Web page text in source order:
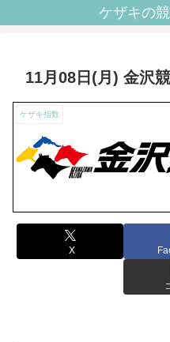
ケザキの
11月08日(月) 金沢
ケザキ指数
X